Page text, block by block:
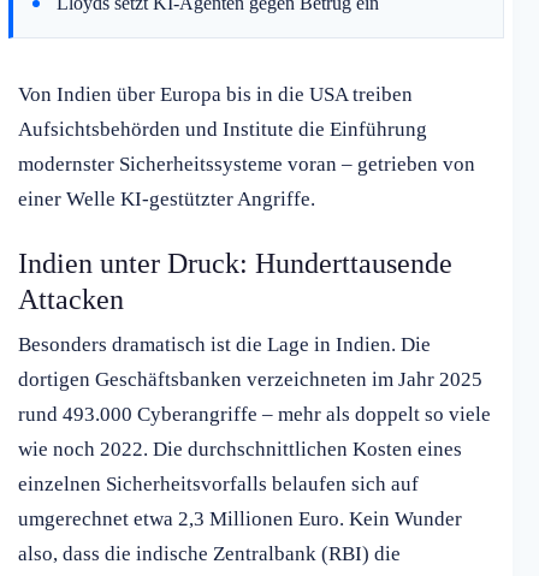
Von Indien über Europa bis in die USA treiben
Aufsichtsbehörden und Institute die Einführung
modernster Sicherheitssysteme voran – getrieben von
einer Welle KI-gestützter Angriffe.
Indien unter Druck: Hunderttausende
Attacken
Besonders dramatisch ist die Lage in Indien. Die
dortigen Geschäftsbanken verzeichneten im Jahr 2025
rund 493.000 Cyberangriffe – mehr als doppelt so viele
wie noch 2022. Die durchschnittlichen Kosten eines
einzelnen Sicherheitsvorfalls belaufen sich auf
umgerechnet etwa 2,3 Millionen Euro. Kein Wunder
also, dass die indische Zentralbank (RBI) die